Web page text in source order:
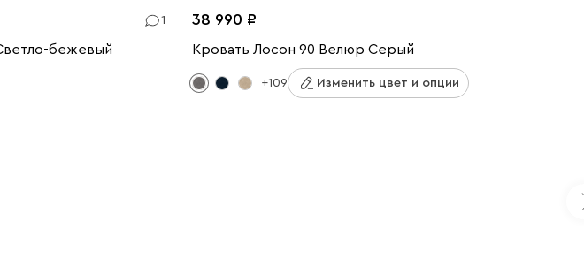
1
бежевый
38 990
Кровать Лосон 90 Велюр Серый
+109 Изменить цвет и опции